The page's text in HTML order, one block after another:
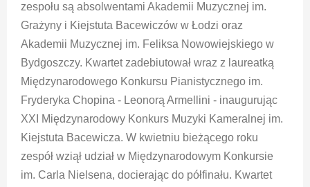
zespołu są absolwentami Akademii Muzycznej im.
Grażyny i Kiejstuta Bacewiczów w Łodzi oraz
Akademii Muzycznej im. Feliksa Nowowiejskiego w
Bydgoszczy. Kwartet zadebiutował wraz z laureatką
Międzynarodowego Konkursu Pianistycznego im.
Fryderyka Chopina - Leonorą Armellini - inaugurując
XXI Międzynarodowy Konkurs Muzyki Kameralnej im.
Kiejstuta Bacewicza. W kwietniu bieżącego roku
zespół wziął udział w Międzynarodowym Konkursie
im. Carla Nielsena, docierając do półfinału. Kwartet